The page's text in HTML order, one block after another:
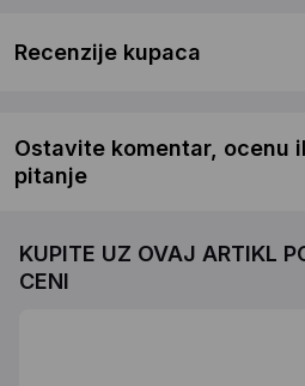
Recenzije kupaca
Ostavite komentar, ocenu
pitanje
KUPITE UZ OVAJ ARTIKL
CENI